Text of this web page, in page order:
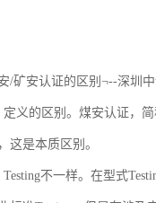
/矿安认证的区别¬--深圳
定义的区别。煤安认证，
这是本质区别。
Testing不一样。在型式